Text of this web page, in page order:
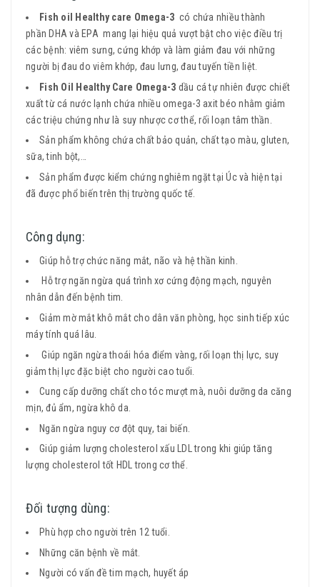
Fish oil Healthy care Omega-3 có chứa nhiều thành
phần DHA và EPA mang lại hiệu quả vượt bật cho việc điều trị
các bệnh: viêm sưng, cứng khớp và làm giảm đau với những
người bị đau do viêm khớp, đau lưng, đau tuyến tiền liệt.
Fish Oil Healthy Care Omega-3 dầu cá tự nhiên được chiết
xuất từ cá nước lạnh chứa nhiều omega-3 axit béo nhằm giảm
các triệu chứng như là suy nhược cơ thể, rối loạn tâm thần.
Sản phẩm không chứa chất bảo quản, chất tạo màu, gluten,
sữa, tinh bột,…
Sản phẩm được kiểm chứng nghiêm ngặt tại Úc và hiện tại
đã được phổ biến trên thị trường quốc tế.
Công dụng:
Giúp hỗ trợ chức năng mắt, não và hệ thần kinh.
Hỗ trợ ngăn ngừa quá trình xơ cứng động mạch, nguyên
nhân dẫn đến bệnh tim.
Giảm mờ mắt khô mắt cho dân văn phòng, học sinh tiếp xúc
máy tính quá lâu.
Giúp ngăn ngừa thoái hóa điểm vàng, rối loạn thị lực, suy
giảm thị lực đặc biệt cho người cao tuổi.
Cung cấp dưỡng chất cho tóc mượt mà, nuôi dưỡng da căng
mịn, đủ ẩm, ngừa khô da.
Ngăn ngừa nguy cơ đột quỵ, tai biến.
Giúp giảm lượng cholesterol xấu LDL trong khi giúp tăng
lượng cholesterol tốt HDL trong cơ thể.
Đối tượng dùng:
Phù hợp cho người trên 12 tuổi.
Những căn bệnh về mắt.
Người có vấn đề tim mạch, huyết áp